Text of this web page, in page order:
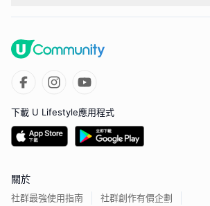
下載 U Lifestyle應用程式
關於
社群最強使用指南 社群創作有價企劃